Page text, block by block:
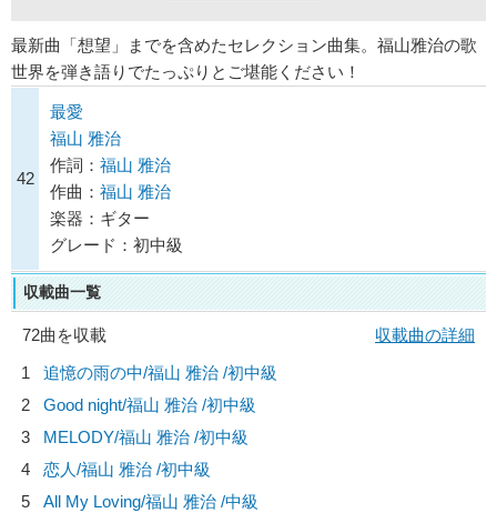
最新曲「想望」までを含めたセレクション曲集。福山雅治の歌
世界を弾き語りでたっぷりとご堪能ください！
42
最愛
福山 雅治
作詞： 福山 雅治
作曲： 福山 雅治
楽器：ギター
グレード：初中級
収載曲一覧
72曲を収載
収載曲の詳細
1
追憶の雨の中/福山 雅治 /初中級
2
Good night/福山 雅治 /初中級
3
MELODY/福山 雅治 /初中級
4
恋人/福山 雅治 /初中級
5
All My Loving/福山 雅治 /中級